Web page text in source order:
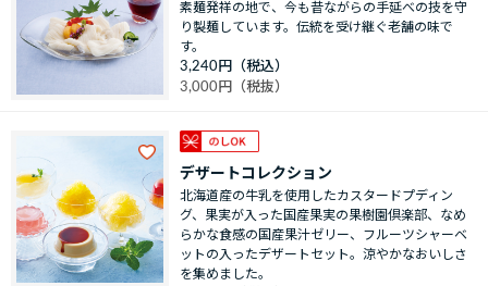
素麺発祥の地で、今も昔ながらの手延べの技を守
り製麺しています。伝統を受け継ぐ老舗の味で
す。
3,240円
3,000円
デザートコレクション
北海道産の牛乳を使用したカスタードプディン
グ、果実が入った国産果実の果樹園倶楽部、なめ
らかな食感の国産果汁ゼリー、フルーツシャーベ
ットの入ったデザートセット。涼やかなおいしさ
を集めました。